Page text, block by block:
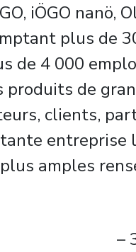
iÖGO
plus de
de 4 000
produits de
clients,
amples
–